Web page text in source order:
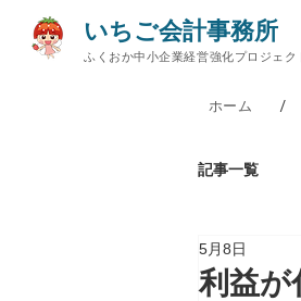
いちご会計事務所
ふくおか中小企業経営強化プロジェク
ホーム /
記事一覧
財務分析
利益が
5月8日